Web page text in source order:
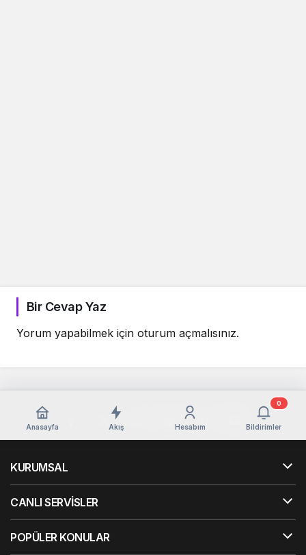
Bir Cevap Yaz
Yorum yapabilmek için oturum açmalısınız.
Anasayfa Akış Hesabım Bildirimler
0
KURUMSAL
CANLI SERVİSLER
POPÜLER KONULAR